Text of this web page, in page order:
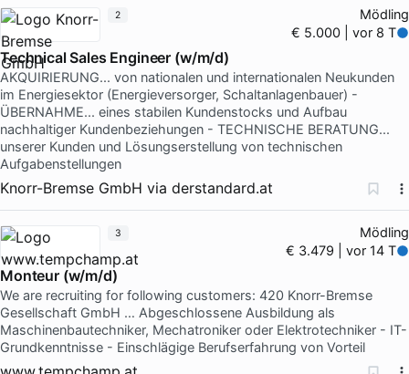
Mödling
€ 5.000 | vor 8 T
Technical Sales Engineer (w/m/d)
AKQUIRIERUNG... von nationalen und internationalen Neukunden
im Energiesektor (Energieversorger, Schaltanlagenbauer) -
ÜBERNAHME... eines stabilen Kundenstocks und Aufbau
nachhaltiger Kundenbeziehungen - TECHNISCHE BERATUNG...
unserer Kunden und Lösungserstellung von technischen
Aufgabenstellungen
Knorr-Bremse GmbH via derstandard.at
2
Mödling
€ 3.479 | vor 14 T
Monteur (w/m/d)
We are recruiting for following customers: 420 Knorr-Bremse
Gesellschaft GmbH … Abgeschlossene Ausbildung als
Maschinenbautechniker, Mechatroniker oder Elektrotechniker - IT-
Grundkenntnisse - Einschlägige Berufserfahrung von Vorteil
3